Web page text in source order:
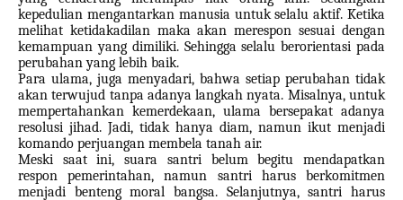
kepedulian mengantarkan manusia untuk selalu aktif. Ketika
melihat ketidakadilan maka akan merespon sesuai dengan
kemampuan yang dimiliki. Sehingga selalu berorientasi pada
perubahan yang lebih baik.
Para ulama, juga menyadari, bahwa setiap perubahan tidak
akan terwujud tanpa adanya langkah nyata. Misalnya, untuk
mempertahankan kemerdekaan, ulama bersepakat adanya
resolusi jihad. Jadi, tidak hanya diam, namun ikut menjadi
komando perjuangan membela tanah air.
Meski saat ini, suara santri belum begitu mendapatkan
respon pemerintahan, namun santri harus berkomitmen
menjadi benteng moral bangsa. Selanjutnya, santri harus